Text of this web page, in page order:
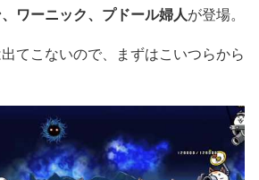
ワーニック、プドール婦人が登場。
てこないので、まずはこいつらから